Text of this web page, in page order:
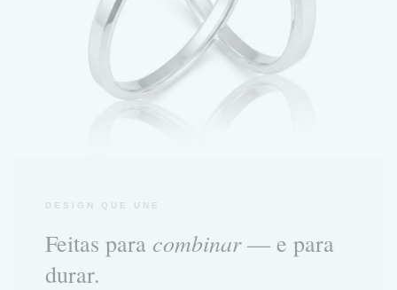
DESIGN QUE UNE
Feitas para combinar— e para
durar.